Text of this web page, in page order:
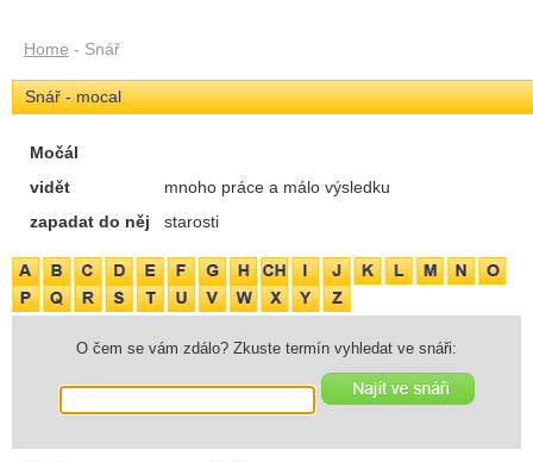
Home - Snář
Snář - mocal
Močál
vidět
mnoho práce a málo výsledku
zapadat do něj
starosti
O čem se vám zdálo? Zkuste termín vyhledat ve snáři: